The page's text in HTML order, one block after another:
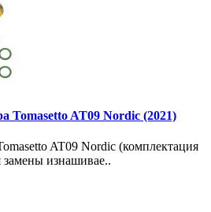
Tomasetto AT09 Nordic (2021)
AT09 Nordic (комплектация
замены изнашивае..